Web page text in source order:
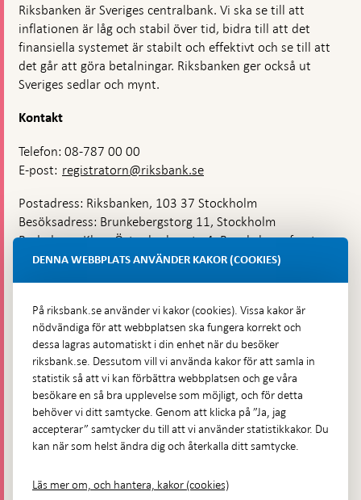
Riksbanken är Sveriges centralbank. Vi ska se till att
inflationen är låg och stabil över tid, bidra till att det
finansiella systemet är stabilt och effektivt och se till att
det går att göra betalningar. Riksbanken ger också ut
Sveriges sedlar och mynt.
Kontakt
Telefon: 08-787 00 00
E-post: registratorn@riksbank.se
Postadress: Riksbanken, 103 37 Stockholm
Besöksadress: Brunkebergstorg 11, Stockholm
Budadress: Klara Östra kyrkogata 4, Brunkebergsfaret,
Lastplats 6
Hitta direkt
Frågor och svar-
Öppnas
i
ny
flik
Till Riksbankens webbarkiv-
Öppnas
i
ny
Presskontakt
Integritetspolicy
DENNA WEBBPLATS ANVÄNDER KAKOR (COOKIES)
På riksbank.se använder vi kakor (cookies). Vissa kakor är
nödvändiga för att webbplatsen ska fungera korrekt och
dessa lagras automatiskt i din enhet när du besöker
riksbank.se. Dessutom vill vi använda kakor för att samla in
statistik så att vi kan förbättra webbplatsen och ge våra
besökare en så bra upplevelse som möjligt, och för detta
behöver vi ditt samtycke. Genom att klicka på ”Ja, jag
accepterar” samtycker du till att vi använder statistikkakor. Du
kan när som helst ändra dig och återkalla ditt samtycke.
Läs mer om, och hantera, kakor (cookies)